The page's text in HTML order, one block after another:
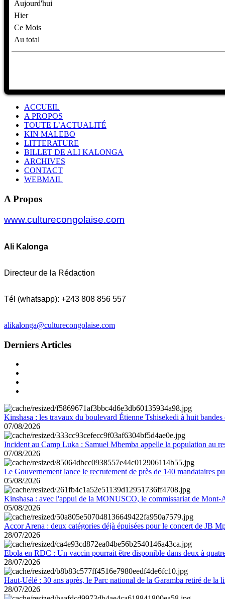
Aujourd'hui
Hier
Ce Mois
Au total
ACCUEIL
A PROPOS
TOUTE L’ACTUALITÉ
KIN MALEBO
LITTERATURE
BILLET DE ALI KALONGA
ARCHIVES
CONTACT
WEBMAIL
A Propos
www.culturecongolaise.com
Ali Kalonga
Directeur de la Rédaction
Tél (whatsapp): +243 808 856 557
alikalonga@culturecongolaise.com
Derniers Articles
Kinshasa : les travaux du boulevard Étienne Tshisekedi à huit
07/08/2026
Incident au Camp Luka : Samuel Mbemba appelle la population au
07/08/2026
Le Gouvernement lance le recrutement de près de 140 mandataires
05/08/2026
Kinshasa : avec l'appui de la MONUSCO, le commissariat de Mont-
05/08/2026
Accor Arena : deux catégories déjà épuisées pour le concert de JB
28/07/2026
Ebola en RDC : Un vaccin pourrait être disponible dans deux à
28/07/2026
Haut-Uélé : 30 ans après, le Parc national de la Garamba retiré de la
28/07/2026